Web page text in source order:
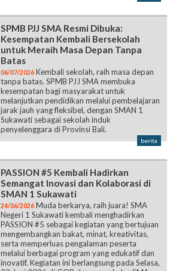
Batas
06/07/2026Kembali sekolah, raih masa depan
tanpa batas. SPMB PJJ SMA membuka
kesempatan bagi masyarakat untuk
melanjutkan pendidikan melalui pembelajaran
jarak jauh yang fleksibel, dengan SMAN 1
Sukawati sebagai sekolah induk
penyelenggara di Provinsi Bali.
berita
PASSION #5 Kembali Hadirkan
Semangat Inovasi dan Kolaborasi di
Negeri 1 Sukawati kembali menghadirkan
PASSION #5 sebagai kegiatan yang bertujuan
mengembangkan bakat, minat, kreativitas,
serta memperluas pengalaman peserta
melalui berbagai program yang edukatif dan
inovatif. Kegiatan ini berlangsung pada Selasa,
23 Juni 2026 di GOR dan ruang kelas SMA
Negeri 1 Sukawati.
berita